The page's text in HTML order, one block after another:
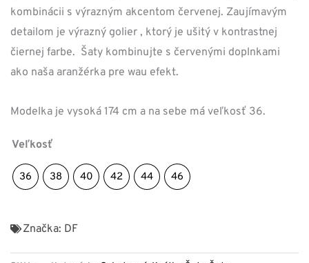
kombinácii s výrazným akcentom červenej. Zaujímavým
detailom je výrazný golier , ktorý je ušitý v kontrastnej
čiernej farbe. Šaty kombinujte s červenými doplnkami
ako naša aranžérka pre wau efekt.
Modelka je vysoká 174 cm a na sebe má veľkosť 36.
Veľkosť
36 38 40 42 44 46
Značka: DF